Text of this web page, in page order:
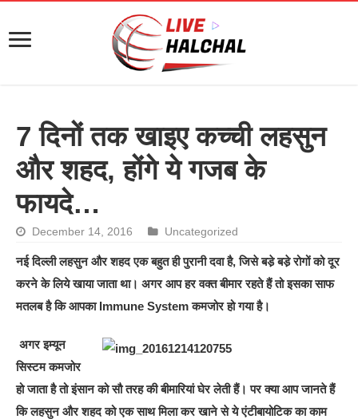
7 दिनों तक खाइए कच्‍ची लहसुन
और शहद, होंगे ये गजब के
फायदे…
December 14, 2016 Uncategorized
नई दिल्ली लहसुन और शहद एक बहुत ही पुरानी दवा है, जिसे बडे़ बडे़ रोगों को दूर
करने के लिये खाया जाता था। अगर आप हर वक्‍त बीमार रहते हैं तो इसका साफ
मतलब है कि आपका Immune System कमजोर हो गया है।
अगर इम्‍यून
सिस्‍टम कमजोर
हो जाता है तो इंसान को सौ तरह की बीमारियां घेर लेती हैं। पर क्‍या आप जानते हैं
कि लहसुन और शहद को एक साथ मिला कर खाने से ये एंटीबायोटिक का काम